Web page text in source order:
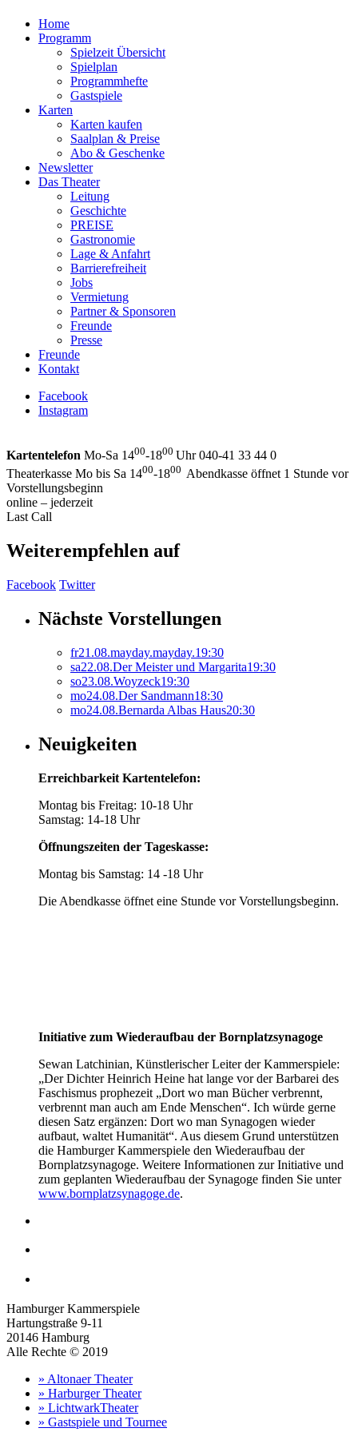
Home
Programm
Spielzeit Übersicht
Spielplan
Programmhefte
Gastspiele
Karten
Karten kaufen
Saalplan & Preise
Abo & Geschenke
Newsletter
Das Theater
Leitung
Geschichte
PREISE
Gastronomie
Lage & Anfahrt
Barrierefreiheit
Jobs
Vermietung
Partner & Sponsoren
Freunde
Presse
Freunde
Kontakt
Facebook
Instagram
Kartentelefon Mo-Sa 1400-1800 Uhr 040-41 33 44 0
Theaterkasse Mo bis Sa 1400-1800 Abendkasse öffnet 1 Stunde vor
Vorstellungsbeginn
online – jederzeit
Last Call
Weiterempfehlen auf
Facebook Twitter
Nächste Vorstellungen
fr21.08.mayday.mayday.19:30
sa22.08.Der Meister und Margarita19:30
so23.08.Woyzeck19:30
mo24.08.Der Sandmann18:30
mo24.08.Bernarda Albas Haus20:30
Neuigkeiten
Erreichbarkeit Kartentelefon:
Montag bis Freitag: 10-18 Uhr
Samstag: 14-18 Uhr
Öffnungszeiten der Tageskasse:
Montag bis Samstag: 14 -18 Uhr
Die Abendkasse öffnet eine Stunde vor Vorstellungsbeginn.
Initiative zum Wiederaufbau der Bornplatzsynagoge
Sewan Latchinian, Künstlerischer Leiter der Kammerspiele:
„Der Dichter Heinrich Heine hat lange vor der Barbarei des
Faschismus prophezeit „Dort wo man Bücher verbrennt,
verbrennt man auch am Ende Menschen“. Ich würde gerne
diesen Satz ergänzen: Dort wo man Synagogen wieder
aufbaut, waltet Humanität“. Aus diesem Grund unterstützen
die Hamburger Kammerspiele den Wiederaufbau der
Bornplatzsynagoge. Weitere Informationen zur Initiative und
zum geplanten Wiederaufbau der Synagoge finden Sie unter
www.bornplatzsynagoge.de.
Hamburger Kammerspiele
Hartungstraße 9-11
20146 Hamburg
Alle Rechte © 2019
» Altonaer Theater
» Harburger Theater
» LichtwarkTheater
» Gastspiele und Tournee